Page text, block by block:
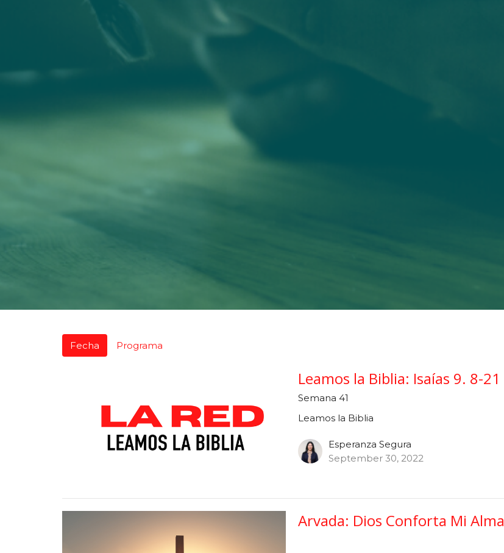
Fecha Programa
Leamos la Biblia: Isaías 9. 8-21
Semana 41
Leamos la Biblia
Esperanza Segura
September 30, 2022
Arvada: Dios Conforta Mi Alma